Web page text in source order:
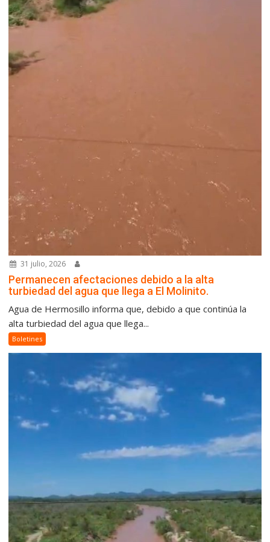
31 julio, 2026
Permanecen afectaciones debido a la alta
turbiedad del agua que llega a El Molinito.
Agua de Hermosillo informa que, debido a que continúa la
alta turbiedad del agua que llega...
Boletines